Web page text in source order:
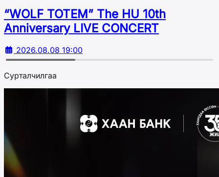
“WOLF TOTEM” The HU 10th
Аnniversary LIVE CONCERT
2026.08.08 19:00
Сурталчилгаа